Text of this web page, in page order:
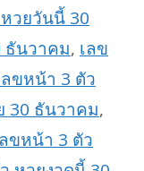
วยวันนี้ 30
ธันวาคม, เลข
ลขหน้า 3 ตัว
30 ธันวาคม,
ขหน้า 3 ตัว